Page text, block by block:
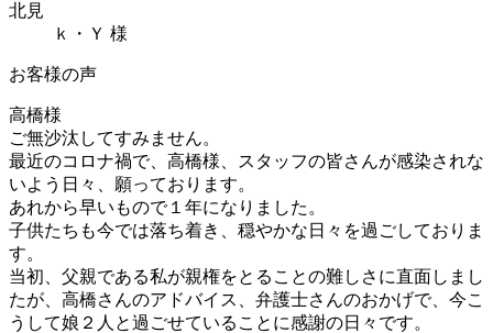
北見
ｋ・Ｙ 様
お客様の声
高橋様
ご無沙汰してすみません。
最近のコロナ禍で、高橋様、スタッフの皆さんが感染されな
いよう日々、願っております。
あれから早いもので１年になりました。
子供たちも今では落ち着き、穏やかな日々を過ごしておりま
す。
当初、父親である私が親権をとることの難しさに直面しまし
たが、高橋さんのアドバイス、弁護士さんのおかげで、今こ
うして娘２人と過ごせていることに感謝の日々です。